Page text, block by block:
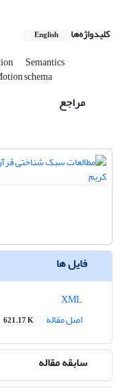
کلیدواژه‌ها English
Semantics
schema
مراجع
فایل ها
اصل مقاله
621.17 K
سابقه مقاله